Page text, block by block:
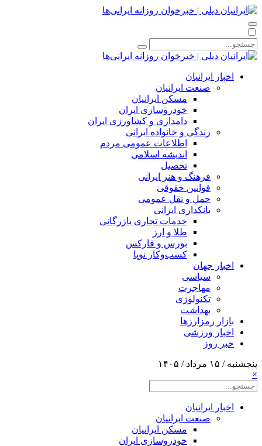
اخبار ایرانیان
صنعت ایرانیان
مسکن ایرانیان
خودروسازی ایران
دامداری و کشاورزی ایران
زندگی و خانواده ایرانی
اطلاعات عمومی مردم
اندیشه اسلامی
تحصیل
فرهنگ و هنر ایرانی
قوانین حقوقی
حمل و نقل عمومی
بانکداری ایرانی
خدمات تجاری بازرگانی
طلا و ارز
بورس و فارکس
کسب‌وکار نوپا
اخبار جهان
سیاسی
مهاجرت
تکنولوژی
بهداشت
بازار رمزارزها
اخبار ورزشی
خبر روز
پنجشنبه / ۱۵ مرداد / ۱۴۰۵
×
اخبار ایرانیان
صنعت ایرانیان
مسکن ایرانیان
خودروسازی ایران